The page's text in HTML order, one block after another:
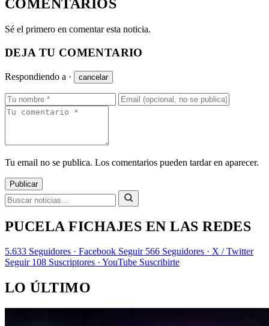
COMENTARIOS
Sé el primero en comentar esta noticia.
DEJA TU COMENTARIO
Respondiendo a · cancelar
Tu email no se publica. Los comentarios pueden tardar en aparecer.
Publicar
PUCELA FICHAJES EN LAS REDES
5.633 Seguidores · Facebook Seguir 566 Seguidores · X / Twitter
Seguir 108 Suscriptores · YouTube Suscribirte
LO ÚLTIMO